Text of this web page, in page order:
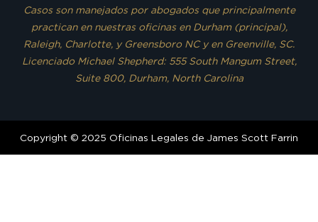
Casos son manejados por abogados que principalmente
practican en nuestras oficinas en Durham (principal),
Raleigh, Charlotte, y Greensboro NC y en Greenville, SC.
Licenciado Michael Shepherd: 555 South Mangum Street,
Suite 800, Durham, North Carolina
Copyright © 2025 Oficinas Legales de James Scott Farrin